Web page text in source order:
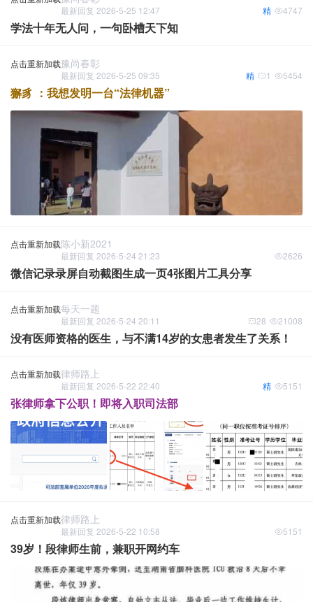
最新回复 2026-5-25 12:47 4747
精
学法十年无人问，一句卧槽天下知
点击重新加载豫尚春彰
最新回复 2026-5-25 09:35 5454
1
精
獬豸 ：我想发明一台“法律机器”
点击重新加载陈小新2021
最新回复 2026-5-24 21:23 2626
微信记录录屏自动截图生成一页4张图片工具分享
点击重新加载每天一题
最新回复 2026-5-24 20:11 21008
28
没有医师资格的医生，与不满14岁的女患者发生了关系！
点击重新加载律师路上
最新回复 2026-5-22 22:40 5151
精
张律师拿下公职！即将入职司法部
点击重新加载律师路上
最新回复 2026-5-22 10:58 5151
39岁！段律师生前，兼职开网约车